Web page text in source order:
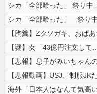
シカ「全部喰った」 祭り中
シカ「全部喰った」 祭り
【胸糞】Zクソガキ、おば